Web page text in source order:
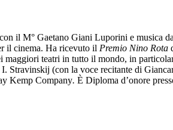
il M° Gaetano Giani Luporini e musica
il cinema. Ha ricevuto il Premio Nino Rota
maggiori teatri in tutto il mondo, in
Stravinskij (con la voce recitante di
Kemp Company. È Diploma d’onore